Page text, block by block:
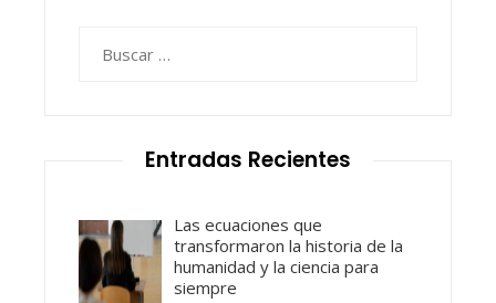
Entradas Recientes
Las ecuaciones que
transformaron la historia de la
humanidad y la ciencia para
siempre